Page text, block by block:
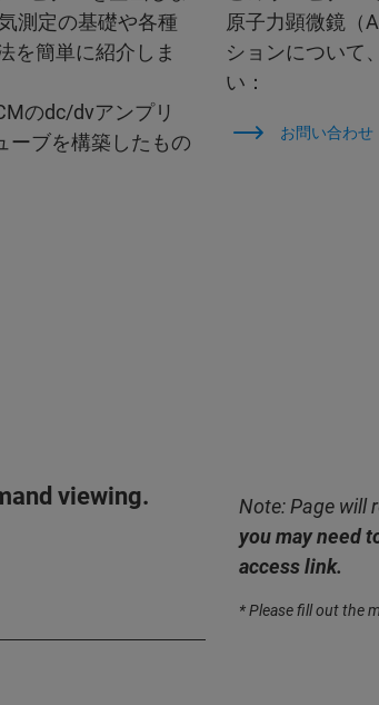
測定の基礎や各種
を簡単に紹介しま
のdc/dvアンプリ
ーブを構築したもの
原子力顕微鏡（
ションについて
い：
お問い合わせ
viewing. Note: Page will
you may need
access link.
* Please fill out the